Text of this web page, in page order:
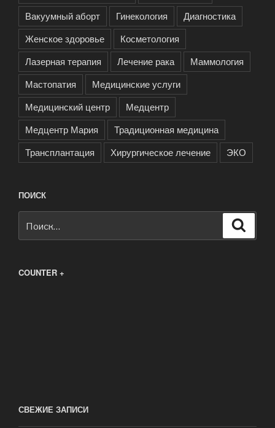
Вакуумный аборт
Гинекология
Диагностика
Женское здоровье
Косметология
Лазерная терапия
Лечение рака
Маммология
Мастопатия
Медицинские услуги
Медицинский центр
Медцентр
Медцентр Мария
Традиционная медицина
Трансплантация
Хирургическое лечение ЭКО
ПОИСК
COUNTER +
СВЕЖИЕ ЗАПИСИ